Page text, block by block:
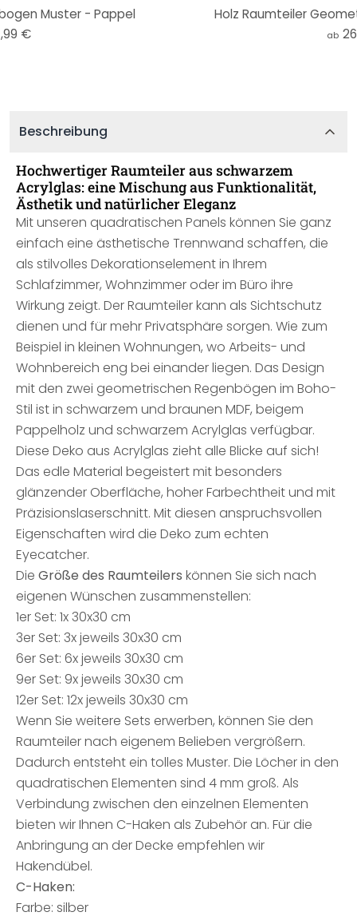
Muster - Pappel
€
Holz Raumteiler
ab
Beschreibung
Hochwertiger Raumteiler aus schwarzem
Acrylglas: eine Mischung aus Funktionalität,
Ästhetik und natürlicher Eleganz
Mit unseren quadratischen Panels können Sie ganz
einfach eine ästhetische Trennwand schaffen, die
als stilvolles Dekorationselement in Ihrem
Schlafzimmer, Wohnzimmer oder im Büro ihre
Wirkung zeigt. Der Raumteiler kann als Sichtschutz
dienen und für mehr Privatsphäre sorgen. Wie zum
Beispiel in kleinen Wohnungen, wo Arbeits- und
Wohnbereich eng bei einander liegen. Das Design
mit den zwei geometrischen Regenbögen im Boho-
Stil ist in schwarzem und braunen MDF, beigem
Pappelholz und schwarzem Acrylglas verfügbar.
Diese Deko aus Acrylglas zieht alle Blicke auf sich!
Das edle Material begeistert mit besonders
glänzender Oberfläche, hoher Farbechtheit und mit
Präzisionslaserschnitt. Mit diesen anspruchsvollen
Eigenschaften wird die Deko zum echten
Eyecatcher.
Die Größe des Raumteilers können Sie sich nach
eigenen Wünschen zusammenstellen:
1er Set: 1x 30x30 cm
3er Set: 3x jeweils 30x30 cm
6er Set: 6x jeweils 30x30 cm
9er Set: 9x jeweils 30x30 cm
12er Set: 12x jeweils 30x30 cm
Wenn Sie weitere Sets erwerben, können Sie den
Raumteiler nach eigenem Belieben vergrößern.
Dadurch entsteht ein tolles Muster. Die Löcher in den
quadratischen Elementen sind 4 mm groß. Als
Verbindung zwischen den einzelnen Elementen
bieten wir Ihnen C-Haken als Zubehör an. Für die
Anbringung an der Decke empfehlen wir
Hakendübel.
C-Haken:
Farbe: silber